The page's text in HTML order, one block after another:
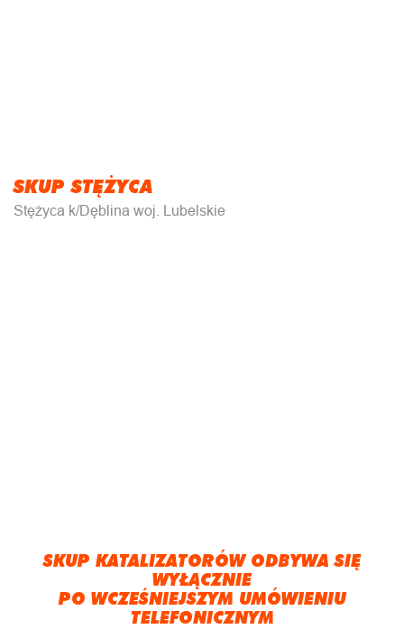
SKUP STĘŻYCA
Stężyca k/Dęblina woj. Lubelskie
SKUP KATALIZATORÓW ODBYWA SIĘ
WYŁĄCZNIE
PO WCZEŚNIEJSZYM UMÓWIENIU
TELEFONICZNYM